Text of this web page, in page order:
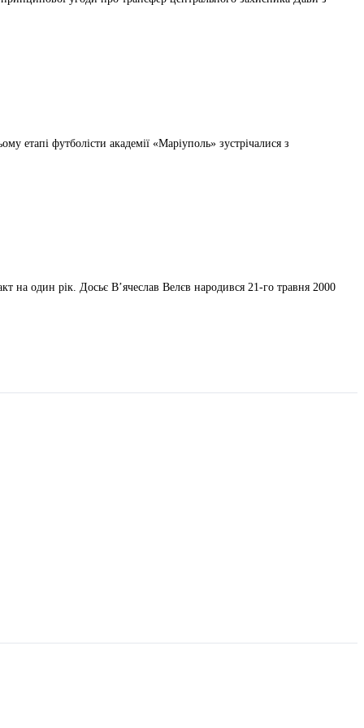
етапі футболісти академії «Маріуполь» зустрічалися з
один рік. Досьє В’ячеслав Велєв народився 21-го травня 2000